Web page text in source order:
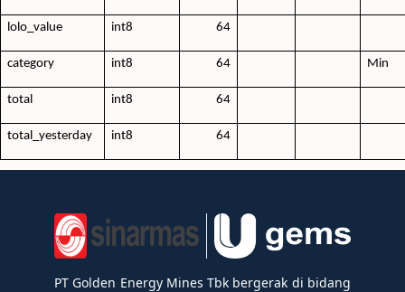
lolo_value int8 64
category int8 64 Min
total int8 64
total_yesterday int8 64
PT Golden Energy Mines Tbk bergerak di bidang